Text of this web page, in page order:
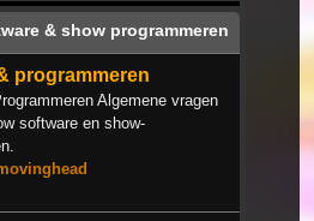
& show programmeren
programmeren
Algemene vragen
software en show-